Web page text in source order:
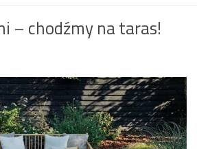
– chodźmy na taras!